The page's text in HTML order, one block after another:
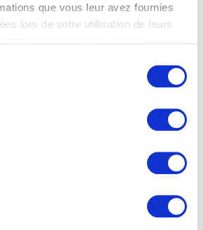
que vous leur avez fournies
lors de votre utilisation de leurs